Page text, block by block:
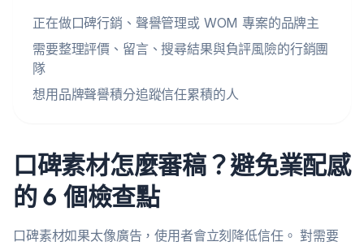
正在做口碑行銷、聲譽管理或 WOM 專案的品牌主
需要整理評價、留言、搜尋結果與負評風險的行銷團
隊
想用品牌聲譽積分追蹤信任累積的人
口碑素材怎麼審稿？避免業配感
的 6 個檢查點
口碑素材如果太像廣告，使用者會立刻降低信任。 對需要